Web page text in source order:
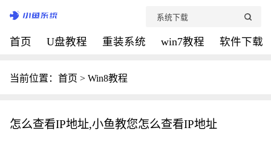
首页 U盘教程 重装系统 win7教程 软件下载
当前位置： 首页 > Win8教程
怎么查看IP地址,小鱼教您怎么查看IP地址